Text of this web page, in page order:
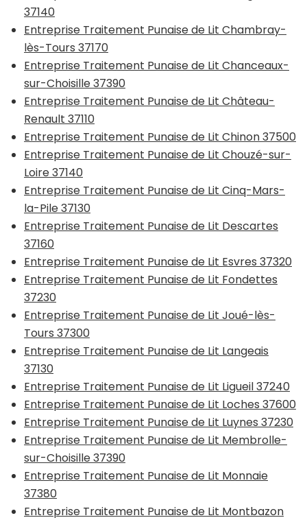
37140
Entreprise Traitement Punaise de Lit Chambray-
lès-Tours 37170
Entreprise Traitement Punaise de Lit Chanceaux-
sur-Choisille 37390
Entreprise Traitement Punaise de Lit Château-
Renault 37110
Entreprise Traitement Punaise de Lit Chinon 37500
Entreprise Traitement Punaise de Lit Chouzé-sur-
Loire 37140
Entreprise Traitement Punaise de Lit Cinq-Mars-
la-Pile 37130
Entreprise Traitement Punaise de Lit Descartes
37160
Entreprise Traitement Punaise de Lit Esvres 37320
Entreprise Traitement Punaise de Lit Fondettes
37230
Entreprise Traitement Punaise de Lit Joué-lès-
Tours 37300
Entreprise Traitement Punaise de Lit Langeais
37130
Entreprise Traitement Punaise de Lit Ligueil 37240
Entreprise Traitement Punaise de Lit Loches 37600
Entreprise Traitement Punaise de Lit Luynes 37230
Entreprise Traitement Punaise de Lit Membrolle-
sur-Choisille 37390
Entreprise Traitement Punaise de Lit Monnaie
37380
Entreprise Traitement Punaise de Lit Montbazon